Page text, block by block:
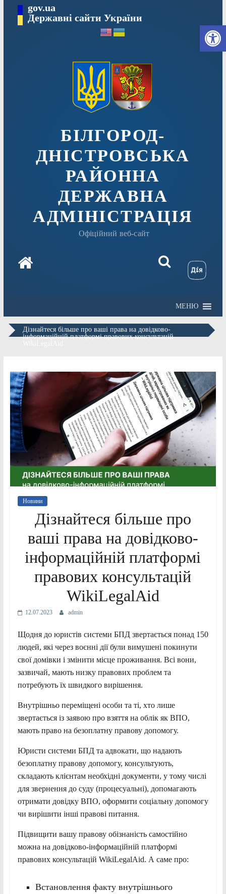
вмісту
gov.ua
Державні сайти України
БІЛГОРОД-
ДНІСТРОВСЬКА
РАЙОННА
ДЕРЖАВНА
АДМІНІСТРАЦІЯ
Офіційний веб-сайт
МЕНЮ
Дізнайтеся більше про ваші права на довідково-
інформаційній платформі правових консультацій
Новини
Дізнайтеся більше про
ваші права на довідково-
інформаційній платформі
правових консультацій
WikiLegalAid
12.07.2023 admin
Щодня до юристів системи БПД звертається понад 150
людей, які через воєнні дії були вимушені покинути
свої домівки і змінити місце проживання. Всі вони,
зазвичай, мають низку правових проблем та
потребують їх швидкого вирішення.
Внутрішньо переміщені особи та ті, хто лише
звертається із заявою про взяття на облік як ВПО,
мають право на безоплатну правову допомогу.
Юристи системи БПД та адвокати, що надають
безоплатну правову допомогу, консультують,
складають клієнтам необхідні документи, у тому числі
для звернення до суду (процесуальні), допомагають
отримати довідку ВПО, оформити соціальну допомогу
чи вирішити інші правові питання.
Підвищити вашу правову обізнаність самостійно
можна на довідково-інформаційній платформі
правових консультацій WikiLegalAid. А саме про:
Встановлення факту внутрішнього